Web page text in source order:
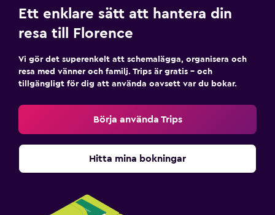
Ett enklare sätt att hantera din
resa till Florence
Vi gör det superenkelt att schemalägga, organisera och
resa med vänner och familj. Trips är gratis – och
tillgängligt för dig att använda oavsett var du bokar.
Börja använda Trips
Hitta mina bokningar